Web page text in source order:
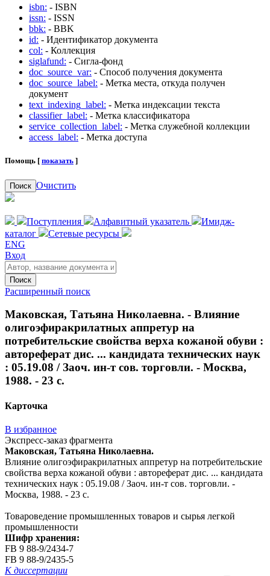
isbn: - ISBN
issn: - ISSN
bbk: - BBK
id: - Идентификатор документа
col: - Коллекция
siglafund: - Сигла-фонд
doc_source_var: - Способ получения документа
doc_source_label: - Метка места, откуда получен
документ
text_indexing_label: - Метка индексации текста
classifier_label: - Метка классификатора
service_collection_label: - Метка служебной коллекции
access_label: - Метка доступа
Помощь [ показать ]
Поиск Очистить
Поступления Алфавитный указатель
Имидж-
каталог
Сетевые ресурсы
ENG
Вход
Поиск
Расширенный поиск
Маковская, Татьяна Николаевна. - Влияние
олигоэфиракрилатных аппретур на
потребительские свойства верха кожаной обуви :
автореферат дис. ... кандидата технических наук
: 05.19.08 / Заоч. ин-т сов. торговли. - Москва,
1988. - 23 с.
Карточка
В избранное
Экспресс-заказ фрагмента
Маковская, Татьяна Николаевна.
Влияние олигоэфиракрилатных аппретур на потребительские
свойства верха кожаной обуви : автореферат дис. ... кандидата
технических наук : 05.19.08 / Заоч. ин-т сов. торговли. -
Москва, 1988. - 23 с.
Товароведение промышленных товаров и сырья легкой
промышленности
Шифр хранения:
FB 9 88-9/2434-7
FB 9 88-9/2435-5
К диссертации